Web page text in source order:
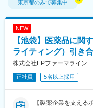
東京都のみで募集中
NEW
【池袋】医薬品に関
ライティング）引き
株式会社EPファーマライン
正社員 5名以上採用
【製薬企業を支える